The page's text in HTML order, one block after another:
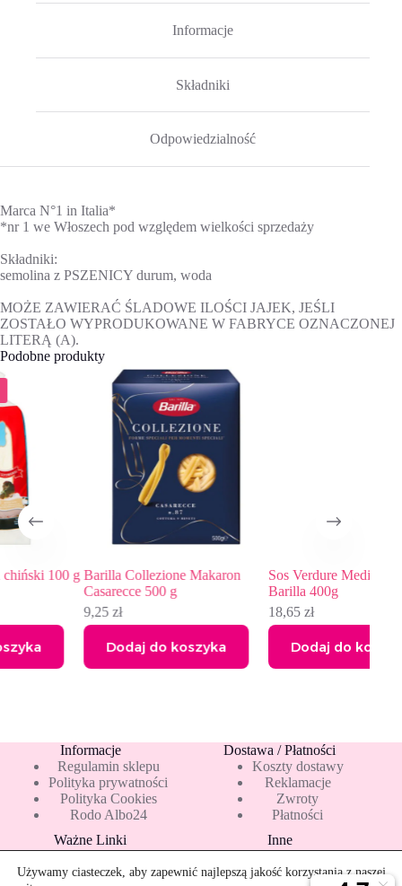
Informacje
Składniki
Odpowiedzialność
Marca N°1 in Italia*
*nr 1 we Włoszech pod względem wielkości sprzedaży
Składniki:
semolina z PSZENICY durum, woda
MOŻE ZAWIERAĆ ŚLADOWE ILOŚCI JAJEK, JEŚLI
ZOSTAŁO WYPRODUKOWANE W FABRYCE OZNACZONEJ
LITERĄ (A).
Podobne produkty
g Barilla Collezione Makaron
Casarecce 500 g
Dodaj do koszyka
Sos Verdure Mediterranee
Barilla 400g
Dodaj do koszyka
Informacje
Regulamin sklepu
Polityka prywatności
Polityka Cookies
Rodo Albo24
Dostawa / Płatności
Koszty dostawy
Reklamacje
Zwroty
Płatności
Ważne Linki
Blog
Nowości
Inne
Pakiety 10 mleka
Mapa strony
Używamy ciasteczek, aby zapewnić najlepszą jakość korzystania z naszej